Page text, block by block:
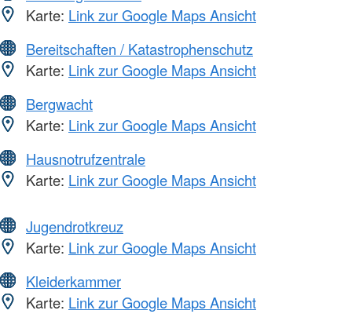
Karte: Link zur Google Maps Ansicht
Bereitschaften / Katastrophenschutz
Karte: Link zur Google Maps Ansicht
Bergwacht
Karte: Link zur Google Maps Ansicht
Hausnotrufzentrale
Karte: Link zur Google Maps Ansicht
Jugendrotkreuz
Karte: Link zur Google Maps Ansicht
Kleiderkammer
Karte: Link zur Google Maps Ansicht